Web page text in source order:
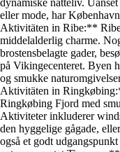
eller mode, har
Aktivitäten in Ribe:**
middelalderlig charme.
brostensbelagte gader,
på Vikingecenteret. Byen
og smukke
Aktivitäten in
Ringkøbing Fjord med
Aktiviteter inkluderer
den hyggelige gågade,
også et godt